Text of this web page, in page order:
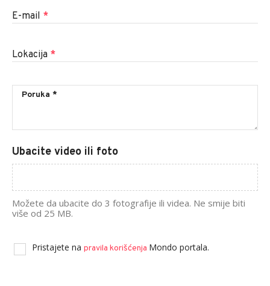
E-mail *
Lokacija *
Ubacite video ili foto
Možete da ubacite do 3 fotografije ili videa. Ne smije biti
više od 25 MB.
Pristajete na pravila korišćenja Mondo portala.